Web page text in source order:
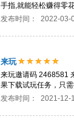
手指,就能轻松赚得零
发布时间： 2022-03-
来玩
来玩邀请码 2468581
果下载试玩任务，只
发布时间： 2021-12-